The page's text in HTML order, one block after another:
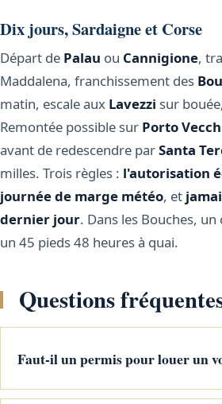
Dix jours, Sardaigne et Corse
Départ de Palau ou Cannigione,
Maddalena, franchissement des
matin, escale aux Lavezzi sur
Remontée possible sur Porto
avant de redescendre parSanta
milles. Trois règles : l'autorisation
journée de marge météo, et
dernier jour. Dans les Bouches,
un 45 pieds 48 heures à quai.
Questions
Faut-il un permis pour louer un